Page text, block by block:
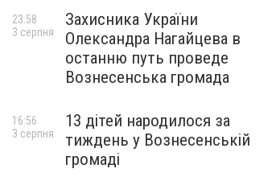
Захисника України
Олександра Нагайцева в
останню путь проведе
Вознесенська громада
23:58
3 серпня
13 дітей народилося за
тиждень у Вознесенській
громаді
16:56
3 серпня